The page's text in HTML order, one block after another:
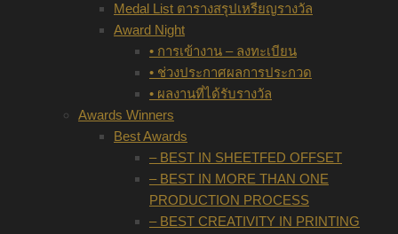
Medal List ตารางสรุปเหรียญรางวัล
Award Night
• การเข้างาน – ลงทะเบียน
• ช่วงประกาศผลการประกวด
• ผลงานที่ได้รับรางวัล
Awards Winners
Best Awards
– BEST IN SHEETFED OFFSET
– BEST IN MORE THAN ONE
PRODUCTION PROCESS
– BEST CREATIVITY IN PRINTING